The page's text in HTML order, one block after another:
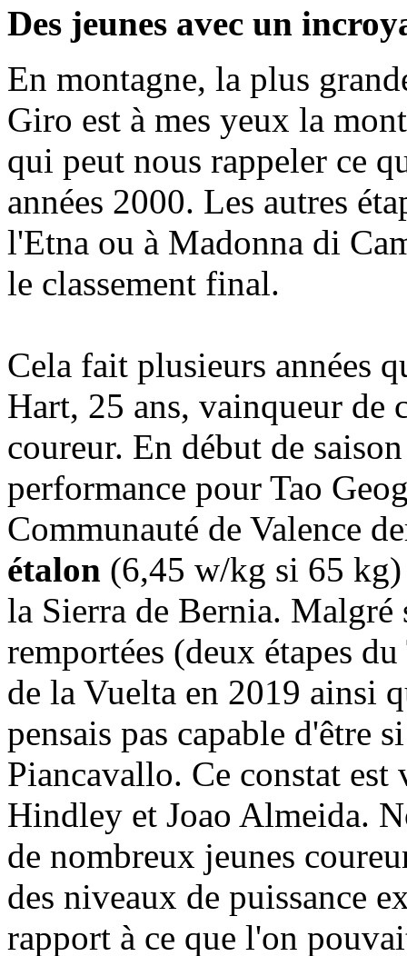
Des jeunes avec un
En montagne, la plus
Giro est à mes yeux la
qui peut nous rappeler ce
années 2000. Les autres
l'Etna ou à Madonna di
le classement final.
Cela fait plusieurs années
Hart, 25 ans, vainqueur de
coureur. En début de
performance pour Tao
Communauté de Valence
étalon (6,45 w/kg si 65 kg)
la Sierra de Bernia. Malgré
remportées (deux étapes
de la Vuelta en 2019 ainsi
pensais pas capable d'être
Piancavallo. Ce constat
Hindley et Joao Almeida.
de nombreux jeunes
des niveaux de puissance
rapport à ce que l'on